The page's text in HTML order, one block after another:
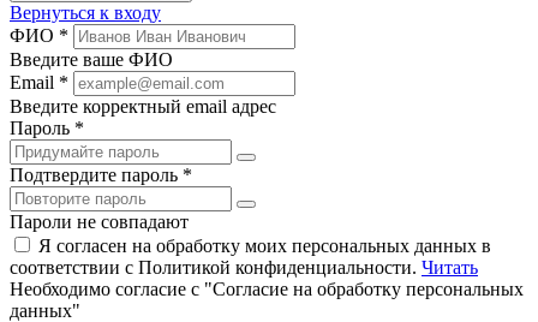
Вернуться к входу
ФИО *
Введите ваше ФИО
Email *
Введите корректный email адрес
Пароль *
Подтвердите пароль *
Пароли не совпадают
Я согласен на обработку моих персональных данных в
соответствии с Политикой конфиденциальности. Читать
Необходимо согласие с "Согласие на обработку персональных
данных"